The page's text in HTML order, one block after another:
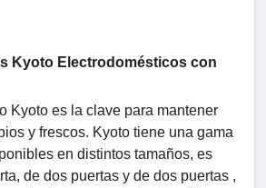
Kyoto Electrodomésticos con
Kyoto es la clave para mantener
y frescos. Kyoto tiene una gama
en distintos tamaños, es
de dos puertas y de dos puertas ,